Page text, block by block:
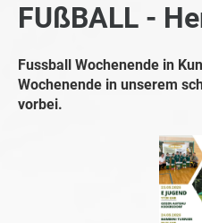
FUßBALL -
Fussball Wochenende in
Wochenende in unserem
vorbei.